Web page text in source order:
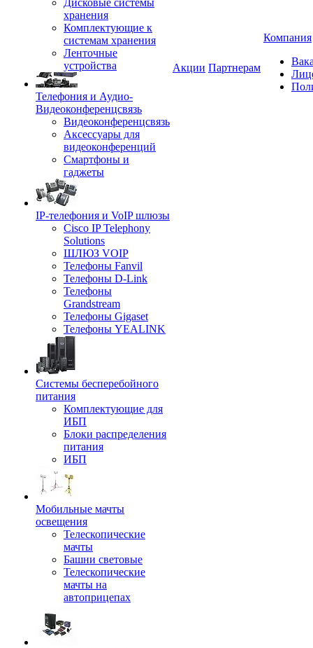
Дисковые системы
хранения
Комплектующие к
системам хранения
Ленточные
устройства
Телефония и Аудио-
Видеоконференцсвязь
Видеоконференцсвязь
Аксессуары для
видеоконференций
Смартфоны и
гаджеты
IP-телефония и VoIP шлюзы
Cisco IP Telephony
Solutions
ШЛЮЗ VOIP
Телефоны Fanvil
Телефоны D-Link
Телефоны
Grandstream
Телефоны Gigaset
Телефоны YEALINK
Системы бесперебойного
питания
Комплектующие для
ИБП
Блоки распределения
питания
ИБП
Мобильные мачты
освещения
Телескопические
мачты
Башни световые
Телескопические
мачты на
автоприцепах
Акции Партнерам
Компания